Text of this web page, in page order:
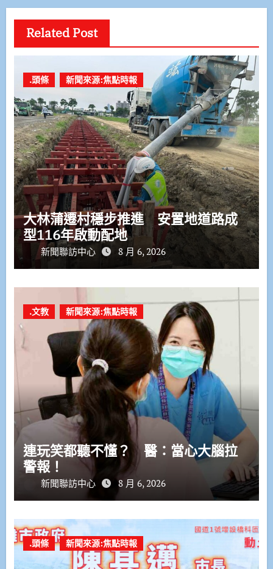
Related Post
.頭條 新聞來源:焦點時報
大林蒲遷村穩步推進 安置地道路成
型116年啟動配地
新聞聯訪中心 8 月 6, 2026
.文教 新聞來源:焦點時報
連玩笑都聽不懂？ 醫：當心大腦拉
警報！
新聞聯訪中心 8 月 6, 2026
.頭條 新聞來源:焦點時報